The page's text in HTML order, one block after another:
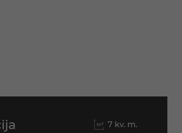
7 kv. m.